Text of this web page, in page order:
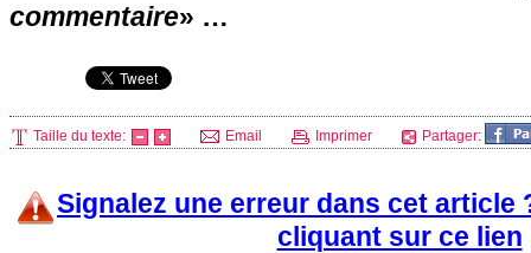
commentaire» …
Taille du texte: Email Imprimer Partager:
Signalez une erreur dans cet article
cliquant sur ce lien